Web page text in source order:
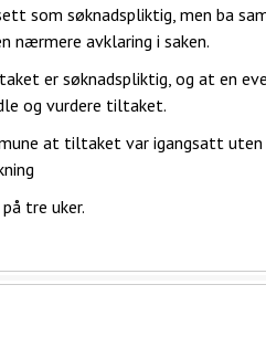
som søknadspliktig, men ba
nærmere avklaring i saken.
er søknadspliktig, og at en
og vurdere tiltaket.
at tiltaket var igangsatt
tre uker.